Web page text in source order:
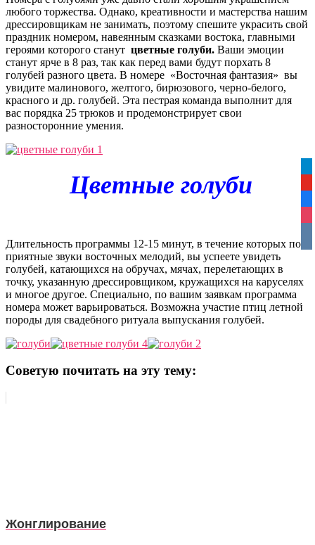
любого торжества. Однако, креативности и мастерства нашим
дрессировщикам не занимать, поэтому спешите украсить свой
праздник номером, навеянным сказками востока, главными
героями которого станут цветные голуби. Ваши эмоции
станут ярче в 8 раз, так как перед вами будут порхать 8
голубей разного цвета. В номере «Восточная фантазия» вы
увидите малинового, желтого, бирюзового, черно-белого,
красного и др. голубей. Эта пестрая команда выполнит для
вас порядка 25 трюков и продемонстрирует свои
разносторонние умения.
Цветные голуби
Длительность программы 12-15 минут, в течение которых под
приятные звуки восточных мелодий, вы успеете увидеть
голубей, катающихся на обручах, мячах, перелетающих в
точку, указанную дрессировщиком, кружащихся на каруселях
и многое другое. Специально, по вашим заявкам программа
номера может варьироваться. Возможна участие птиц летной
породы для свадебного ритуала выпускания голубей.
Советую почитать на эту тему:
Жонглирование